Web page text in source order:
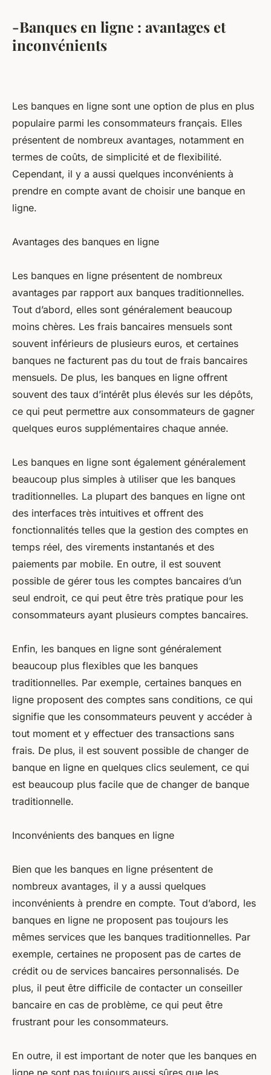
-Banques en ligne : avantages et
inconvénients
Les banques en ligne sont une option de plus en plus
populaire parmi les consommateurs français. Elles
présentent de nombreux avantages, notamment en
termes de coûts, de simplicité et de flexibilité.
Cependant, il y a aussi quelques inconvénients à
prendre en compte avant de choisir une banque en
ligne.
Avantages des banques en ligne
Les banques en ligne présentent de nombreux
avantages par rapport aux banques traditionnelles.
Tout d’abord, elles sont généralement beaucoup
moins chères. Les frais bancaires mensuels sont
souvent inférieurs de plusieurs euros, et certaines
banques ne facturent pas du tout de frais bancaires
mensuels. De plus, les banques en ligne offrent
souvent des taux d’intérêt plus élevés sur les dépôts,
ce qui peut permettre aux consommateurs de gagner
quelques euros supplémentaires chaque année.
Les banques en ligne sont également généralement
beaucoup plus simples à utiliser que les banques
traditionnelles. La plupart des banques en ligne ont
des interfaces très intuitives et offrent des
fonctionnalités telles que la gestion des comptes en
temps réel, des virements instantanés et des
paiements par mobile. En outre, il est souvent
possible de gérer tous les comptes bancaires d’un
seul endroit, ce qui peut être très pratique pour les
consommateurs ayant plusieurs comptes bancaires.
Enfin, les banques en ligne sont généralement
beaucoup plus flexibles que les banques
traditionnelles. Par exemple, certaines banques en
ligne proposent des comptes sans conditions, ce qui
signifie que les consommateurs peuvent y accéder à
tout moment et y effectuer des transactions sans
frais. De plus, il est souvent possible de changer de
banque en ligne en quelques clics seulement, ce qui
est beaucoup plus facile que de changer de banque
traditionnelle.
Inconvénients des banques en ligne
Bien que les banques en ligne présentent de
nombreux avantages, il y a aussi quelques
inconvénients à prendre en compte. Tout d’abord, les
banques en ligne ne proposent pas toujours les
mêmes services que les banques traditionnelles. Par
exemple, certaines ne proposent pas de cartes de
crédit ou de services bancaires personnalisés. De
plus, il peut être difficile de contacter un conseiller
bancaire en cas de problème, ce qui peut être
frustrant pour les consommateurs.
En outre, il est important de noter que les banques en